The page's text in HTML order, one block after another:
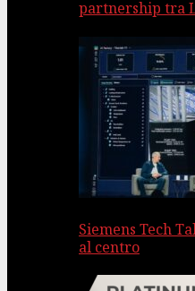
partnership tra
Siemens Tech
al centro